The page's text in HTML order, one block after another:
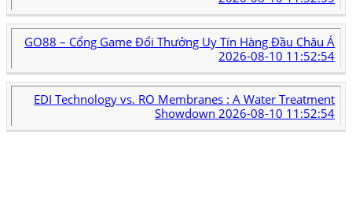
GO88 – Cổng Game Đổi Thưởng Uy Tín Hàng Đầu Châu Á
2026-08-10 11:52:54
EDI Technology vs. RO Membranes : A Water Treatment
Showdown2026-08-10 11:52:54